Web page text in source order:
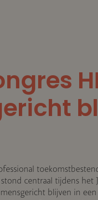
centraal tijdens het
blijven in